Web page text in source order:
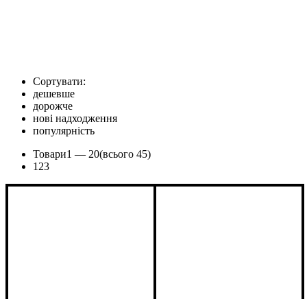
Сортувати:
дешевше
дорожче
нові надходження
популярність
Товари1 — 20(всього 45)
1 23